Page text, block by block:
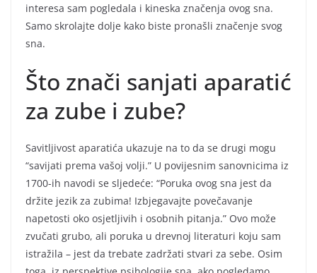
interesa sam pogledala i kineska značenja ovog sna.
Samo skrolajte dolje kako biste pronašli značenje svog
sna.
Što znači sanjati aparatić
za zube i zube?
Savitljivost aparatića ukazuje na to da se drugi mogu
“savijati prema vašoj volji.” U povijesnim sanovnicima iz
1700-ih navodi se sljedeće: “Poruka ovog sna jest da
držite jezik za zubima! Izbjegavajte povečavanje
napetosti oko osjetljivih i osobnih pitanja.” Ovo može
zvučati grubo, ali poruka u drevnoj literaturi koju sam
istražila – jest da trebate zadržati stvari za sebe. Osim